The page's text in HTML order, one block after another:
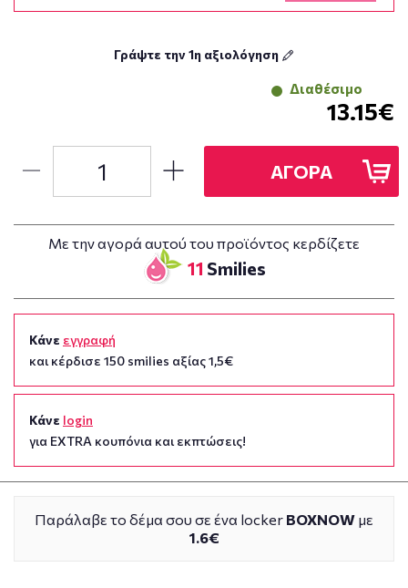
Γράψτε την 1η αξιολόγηση
Διαθέσιμο
13.15€
ΑΓΟΡΑ
Με την αγορά αυτού του προϊόντος κερδίζετε
11 Smilies
Κάνε εγγραφή
και κέρδισε 150 smilies αξίας 1,5€
Κάνε login
για EXTRA κουπόνια και εκπτώσεις!
Παράλαβε το δέμα σου σε ένα locker BOXNOW με
1.6€